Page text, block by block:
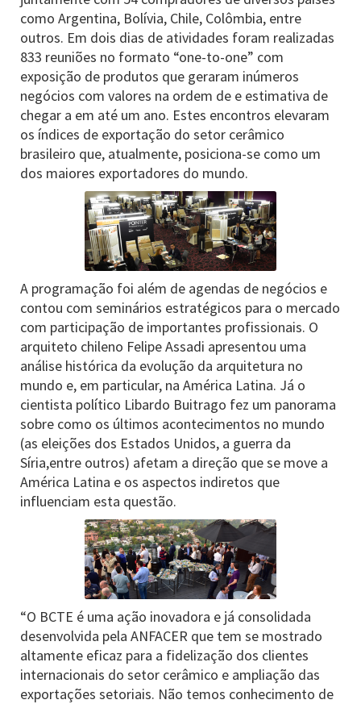
como Argentina, Bolívia, Chile, Colômbia, entre
outros. Em dois dias de atividades foram realizadas
833 reuniões no formato “one-to-one” com
exposição de produtos que geraram inúmeros
negócios com valores na ordem de e estimativa de
chegar a em até um ano. Estes encontros elevaram
os índices de exportação do setor cerâmico
brasileiro que, atualmente, posiciona-se como um
dos maiores exportadores do mundo.
A programação foi além de agendas de negócios e
contou com seminários estratégicos para o mercado
com participação de importantes profissionais. O
arquiteto chileno Felipe Assadi apresentou uma
análise histórica da evolução da arquitetura no
mundo e, em particular, na América Latina. Já o
cientista político Libardo Buitrago fez um panorama
sobre como os últimos acontecimentos no mundo
(as eleições dos Estados Unidos, a guerra da
Síria,entre outros) afetam a direção que se move a
América Latina e os aspectos indiretos que
influenciam esta questão.
“O BCTE é uma ação inovadora e já consolidada
desenvolvida pela ANFACER que tem se mostrado
altamente eficaz para a fidelização dos clientes
internacionais do setor cerâmico e ampliação das
exportações setoriais. Não temos conhecimento de